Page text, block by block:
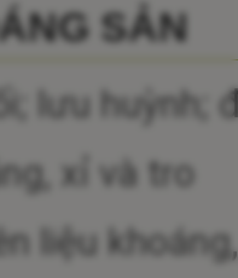
SẢN
lưu huỳnh;
xỉ và tro
liệu